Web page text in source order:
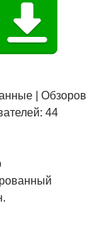
| Обзоров
44